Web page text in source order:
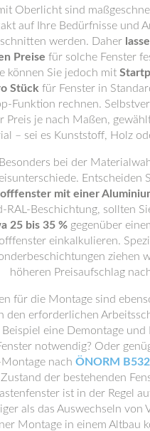
Oberlicht sind
auf Ihre Bedürfnisse und
werden. Daher
Preise für solche Fenster
können Sie jedoch mit
Stück für Fenster in
Funktion rechnen.
Preis je nach Maßen,
– sei es Kunststoff, Holz
Besonders bei der
Entscheiden
mit einer
RAL-Beschichtung, sollten
25 bis 35 % gegenüber
einkalkulieren.
ziehen
höheren Preisaufschlag
für die Montage sind
den erforderlichen
Beispiel eine Demontage und
notwendig? Oder
nach ÖNORM
der bestehenden
ist in der Regel
als das Auswechseln von
Montage in einem Altbau